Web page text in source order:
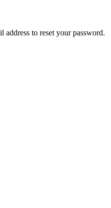
address to reset your password.